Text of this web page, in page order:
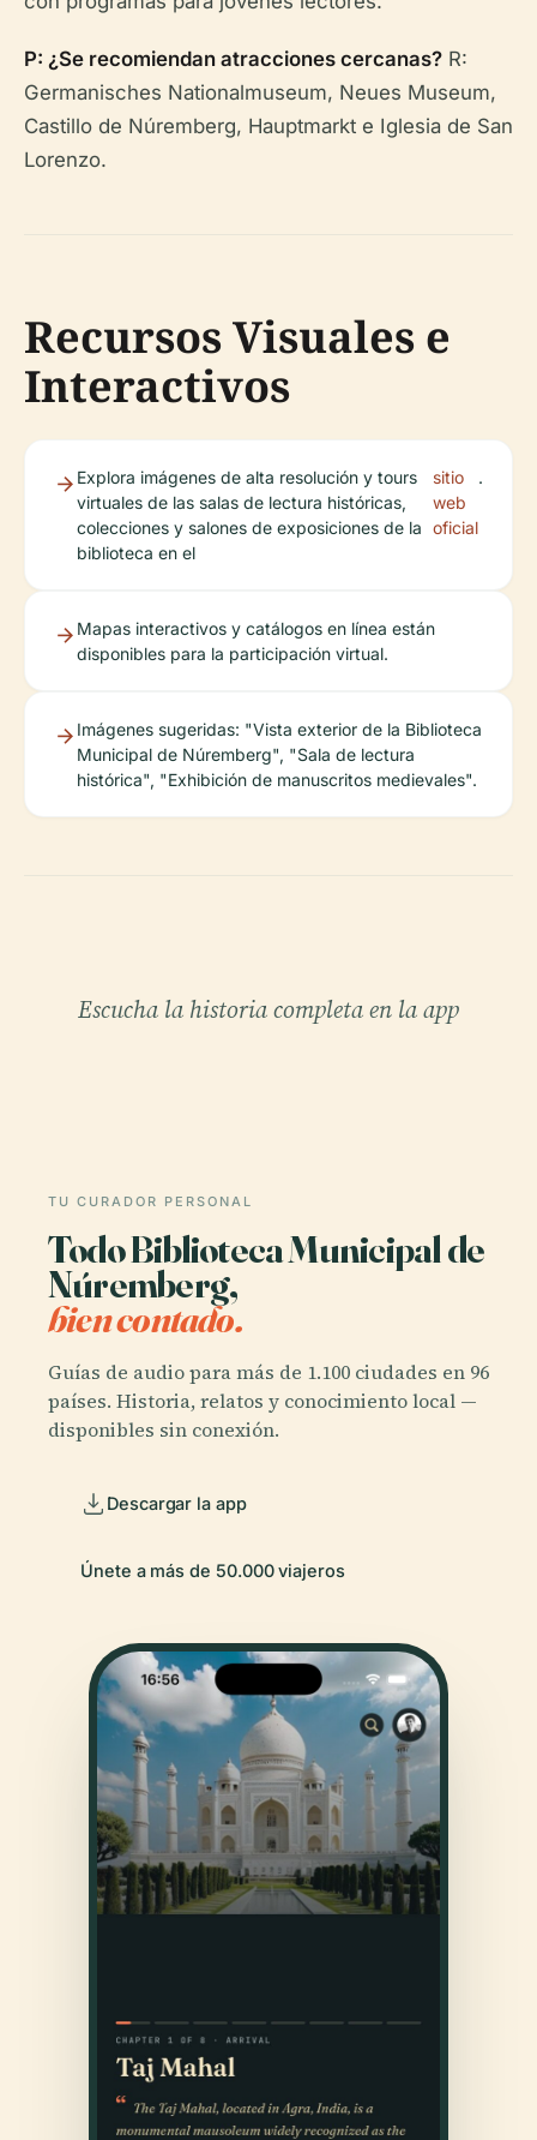
P: ¿Se recomiendan atracciones cercanas? R:
Germanisches Nationalmuseum, Neues Museum,
Castillo de Núremberg, Hauptmarkt e Iglesia de San
Lorenzo.
Recursos Visuales e
Interactivos
Explora imágenes de alta resolución y tours
virtuales de las salas de lectura históricas,
colecciones y salones de exposiciones de la
biblioteca en el
sitio
web
oficial
.
Mapas interactivos y catálogos en línea están
disponibles para la participación virtual.
Imágenes sugeridas: "Vista exterior de la Biblioteca
Municipal de Núremberg", "Sala de lectura
histórica", "Exhibición de manuscritos medievales".
Escucha la historia completa en la app
TU CURADOR PERSONAL
Todo Biblioteca Municipal de
Núremberg,
bien contado.
Guías de audio para más de 1.100 ciudades en 96
países. Historia, relatos y conocimiento local —
disponibles sin conexión.
Descargar la app
Únete a más de 50.000 viajeros